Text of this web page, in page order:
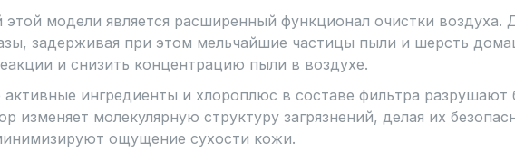
модели является расширенный функционал очистки воздуха.
задерживая при этом мельчайшие частицы пыли и шерсть
и снизить концентрацию пыли в воздухе.
ингредиенты и хлороплюс в составе фильтра
изменяет молекулярную структуру загрязнений, делая их
ощущение сухости кожи.